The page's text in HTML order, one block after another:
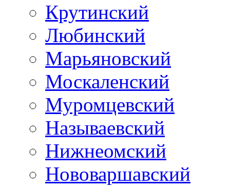
Крутинский
Любинский
Марьяновский
Москаленский
Муромцевский
Называевский
Нижнеомский
Нововаршавский